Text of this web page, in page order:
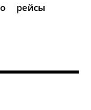
рейсы